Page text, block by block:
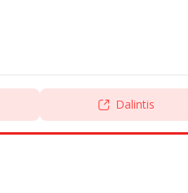
Dalintis